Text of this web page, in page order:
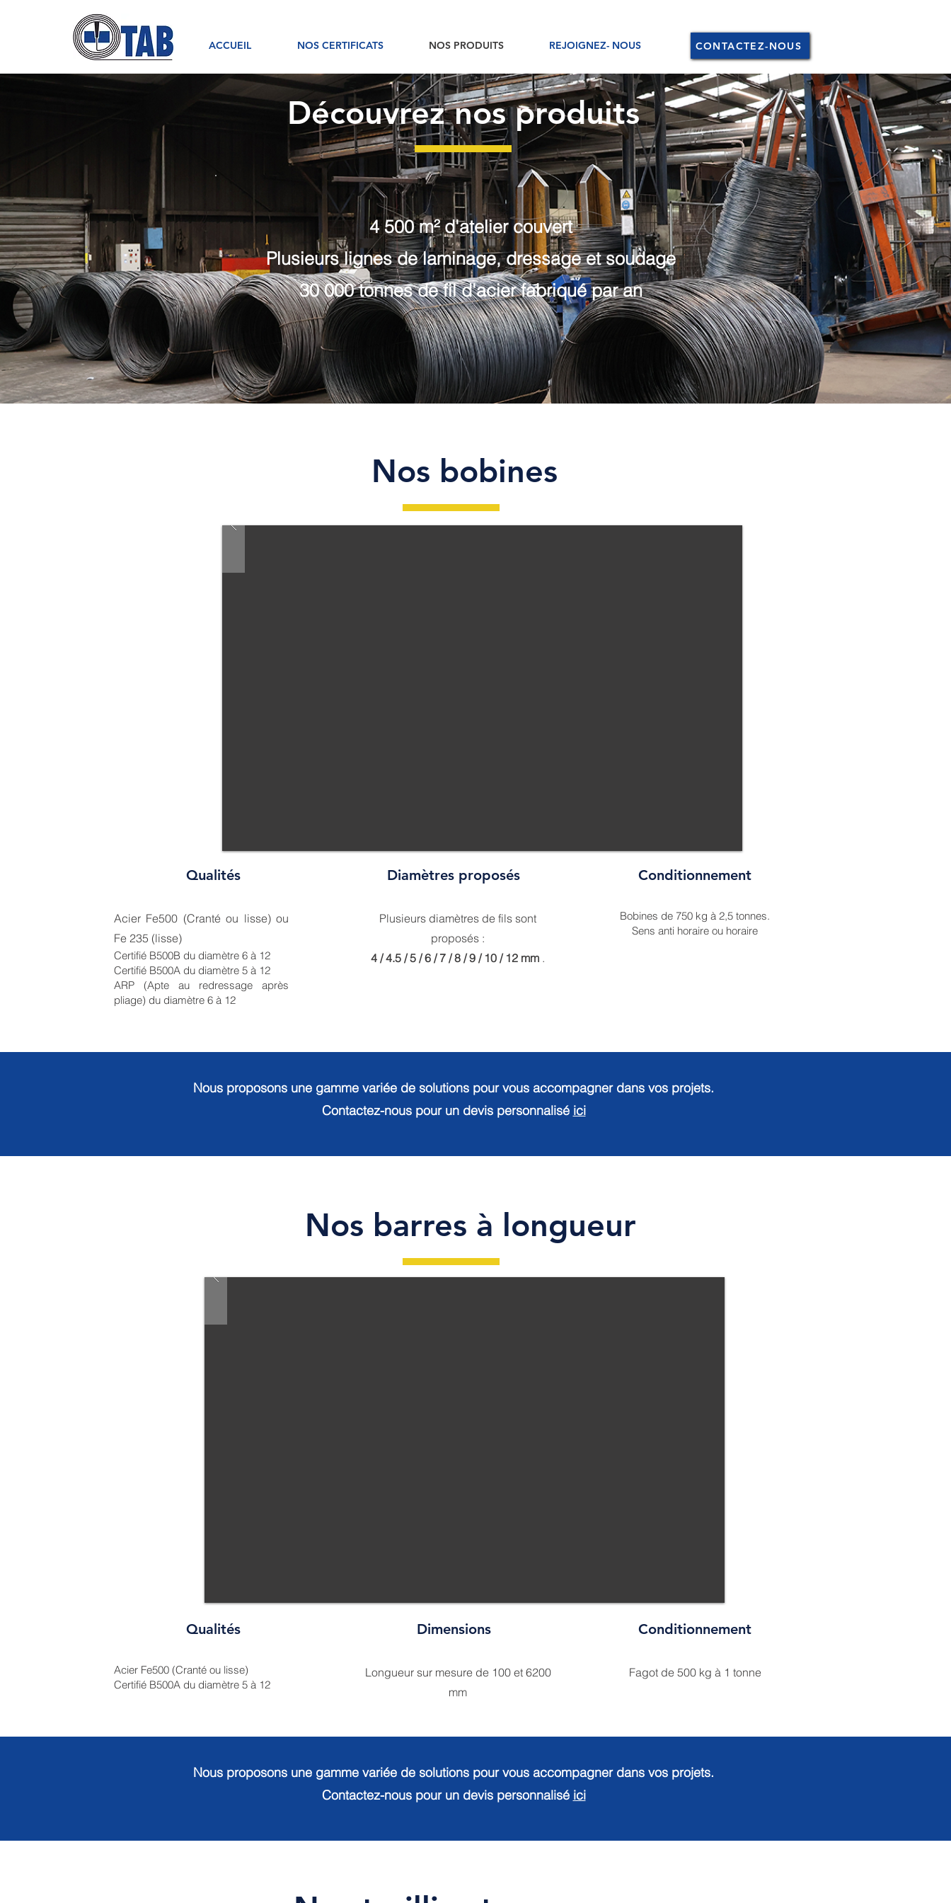
ACCUEIL NOS CERTIFICATS NOS PRODUITS REJOIGNEZ- NOUS CONTACTEZ-NOUS
Découvrez nos produits
4 500 m² d'atelier couvert
Plusieurs lignes de laminage, dressage et soudage
30 000 tonnes de fil d'acier fabriqué par an
Nos bobines
Qualités
Acier Fe500 (Cranté ou lisse) ou
Fe 235 (lisse)
Certifié B500B du diamètre 6 à 12
Certifié B500A du diamètre 5 à 12
ARP (Apte au redressage après
pliage) du diamètre 6 à 12
Diamètres proposés
Plusieurs diamètres de fils sont
proposés :
4 / 4.5 / 5 / 6 / 7 / 8 / 9 / 10 / 12 mm .
Conditionnement
Bobines de 750 kg à 2,5 tonnes.
Sens anti horaire ou horaire
Nous proposons une gamme variée de solutions pour vous accompagner dans vos projets.
Contactez-nous pour un devis personnalisé ici
Nos barres à longueur
Qualités
Acier Fe500 (Cranté ou lisse)
Certifié B500A du diamètre 5 à 12
Dimensions
Longueur sur mesure de 100 et 6200
mm
Conditionnement
Fagot de 500 kg à 1 tonne
Nous proposons une gamme variée de solutions pour vous accompagner dans vos projets.
Contactez-nous pour un devis personnalisé ici